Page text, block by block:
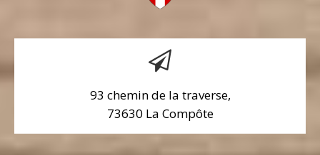
93 chemin de la traverse,
73630 La Compôte